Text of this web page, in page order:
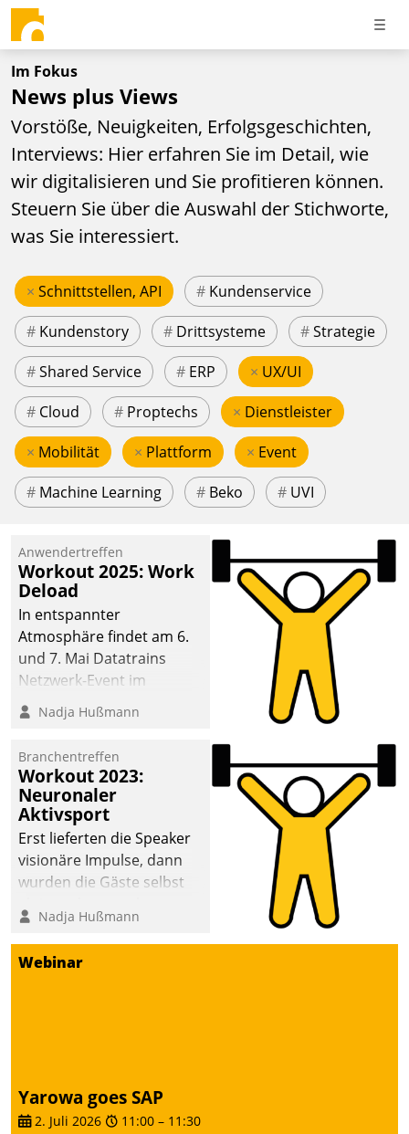
Im Fokus
News plus Views
Vorstöße, Neuigkeiten, Erfolgsgeschichten,
Interviews: Hier erfahren Sie im Detail, wie
wir digitalisieren und Sie profitieren können.
Steuern Sie über die Auswahl der Stichworte,
was Sie interessiert.
× Schnittstellen, API # Kundenservice
# Kundenstory # Drittsysteme #Strategie
#Shared Service # ERP × UX/UI
# Cloud # Proptechs × Dienstleister
× Mobilität × Plattform × Event
# Machine Learning # Beko # UVI
Anwendertreffen
Workout 2025: Work
Deload
In entspannter
Atmosphäre findet am 6.
und 7. Mai Datatrains
Netzwerk-Event im
Kunden- und Partnerkreis
statt. Zentrale Frage: Wie
Mammutprojekte
meistern und Workloads
wuppen – bei zunehmend
anspruchsvollen
Aufgaben und
abnehmendem
Nadja Hußmann
Branchentreffen
Workout 2023:
Neuronaler
Aktivsport
Erst lieferten die Speaker
visionäre Impulse, dann
wurden die Gäste selbst
methodisch
Vernetzungsideen fürs
Quartier. Dazwischen
Nadja Hußmann
Webinar
Yarowa goes SAP
2. Juli 2026 11:00 – 11:30